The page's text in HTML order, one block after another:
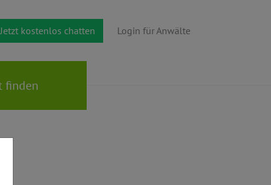
Jetzt kostenlos chatten Login für Anwälte